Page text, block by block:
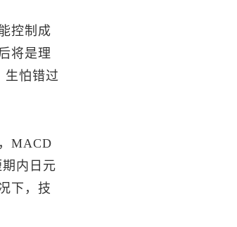
控制成
将是理
生怕错过
MACD
内日元
下，技